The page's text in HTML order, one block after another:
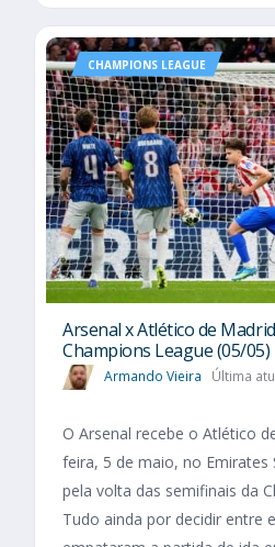
CHAMPIONS LEAGUE
Arsenal x Atlético de
Champions League (05/05)
Armando Vieira Última
O Arsenal recebe o Atlético
feira, 5 de maio, no
pela volta das semifinais da
Tudo ainda por decidir entre